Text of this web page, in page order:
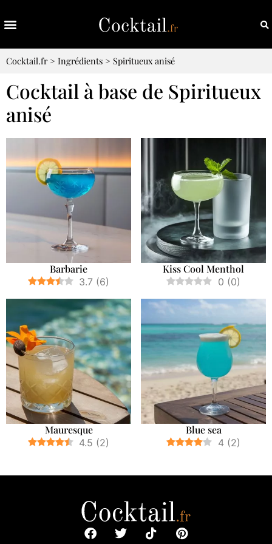
Cocktail.fr> Ingrédients > Spiritueux anisé
Cocktail à base de Spiritueux
anisé
Barbarie
3.7 (6)
Kiss Cool Menthol
0 (0)
Mauresque
4.5 (2)
Blue sea
4 (2)